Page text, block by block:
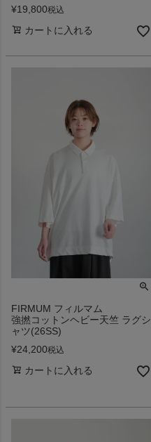
¥19,800税込
カートに入れる
FIRMUM フィルマム
強撚コットンヘビー天竺 ラグシ
ャツ(26SS)
¥24,200税込
カートに入れる